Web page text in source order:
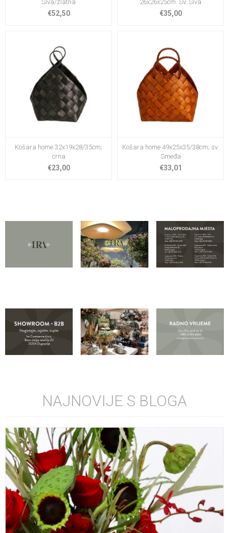
Siva/zlatna
€52,50
26x26x25cm. Sv. Siva
€35,00
Košara home 32x19x28/35cm;
crna
€23,00
Košara home 49x25x35/38cm; sv.
Smeđa
€33,01
NAJNOVIJE S BLOGA